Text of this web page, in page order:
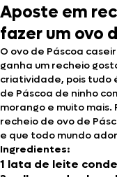
Aposte em
fazer um ovo
O ovo de Páscoa
ganha um recheio
criatividade, pois tudo
de Páscoa de ninho
morango e muito
recheio de ovo de
e que todo mundo
Ingredientes:
1 lata de leite